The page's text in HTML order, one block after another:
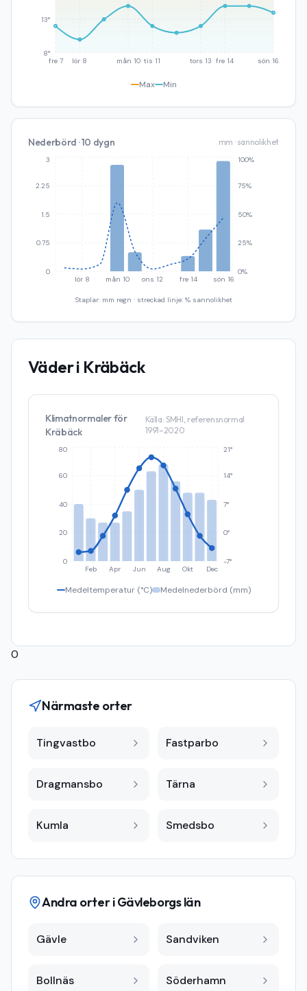
fre 7 lör 8 mån 10 tis 11 tors 13 fre 14 sön 16
8°
13°
Max Min
Nederbörd · 10 dygn mm · sannolikhet
lör 8 mån 10 ons 12 fre 14 sön 16
0
0.75
1.5
2.25
3
0%
25%
50%
75%
100%
Staplar: mm regn · streckad linje: % sannolikhet
Väder i Kräbäck
Klimatnormaler för
Kräbäck
Källa: SMHI, referensnormal
1991–2020
Feb Apr Jun Aug Okt Dec
0
20
40
60
80
-7°
0°
7°
14°
21°
Medeltemperatur (°C) Medelnederbörd (mm)
0
Närmaste orter
Tingvastbo Fastparbo
Dragmansbo Tärna
Kumla Smedsbo
Andra orter iGävleborgs län
Gävle Sandviken
Bollnäs Söderhamn